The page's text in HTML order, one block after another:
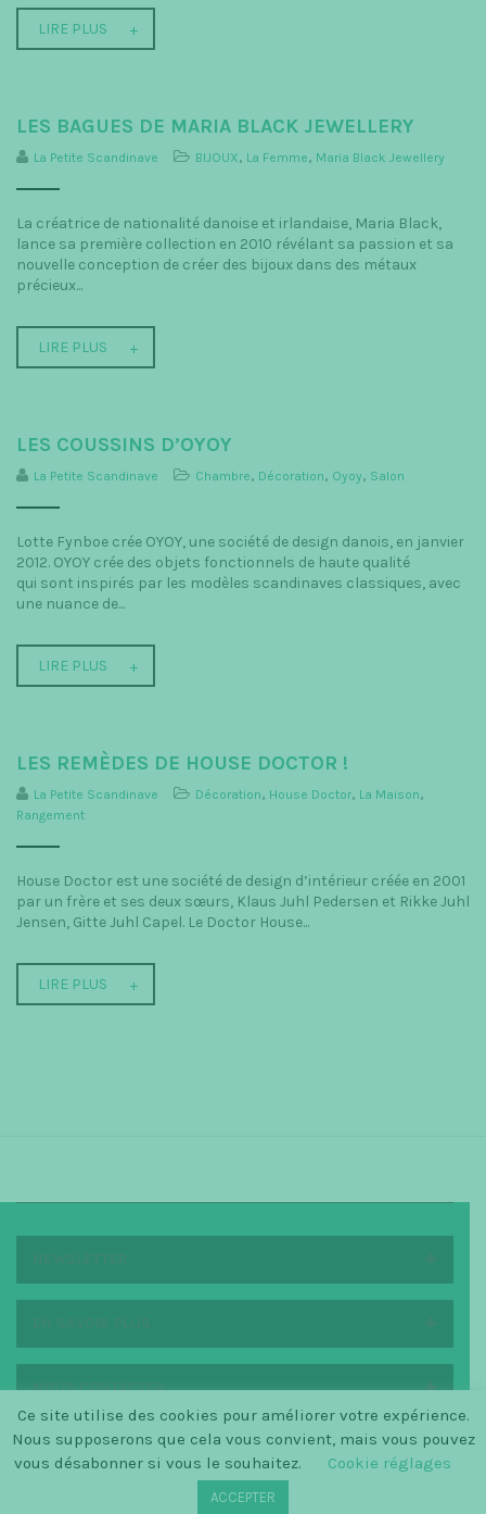
LIRE PLUS
LES BAGUES DE MARIA BLACK JEWELLERY
La Petite Scandinave BIJOUX, La Femme, Maria Black Jewellery
La créatrice de nationalité danoise et irlandaise, Maria Black,
lance sa première collection en 2010 révélant sa passion et sa
nouvelle conception de créer des bijoux dans des métaux
précieux...
LIRE PLUS
LES COUSSINS D’OYOY
La Petite Scandinave Chambre, Décoration, Oyoy, Salon
Lotte Fynboe crée OYOY, une société de design danois, en janvier
2012. OYOY crée des objets fonctionnels de haute qualité
qui sont inspirés par les modèles scandinaves classiques, avec
une nuance de...
LIRE PLUS
LES REMÈDES DE HOUSE DOCTOR !
La Petite Scandinave Décoration, House Doctor, La Maison,
Rangement
House Doctor est une société de design d’intérieur créée en 2001
par un frère et ses deux sœurs, Klaus Juhl Pedersen et Rikke Juhl
Jensen, Gitte Juhl Capel. Le Doctor House...
LIRE PLUS
NOUS CONTACTER
© SINCE 2014 LA PETITE SCANDINAVE / LOGO BY
CHRISTINECLEMMENSEN.DK
Ce site utilise des cookies pour améliorer votre expérience.
Nous supposerons que cela vous convient, mais vous pouvez
vous désabonner si vous le souhaitez.
Cookie réglages
ACCEPTER